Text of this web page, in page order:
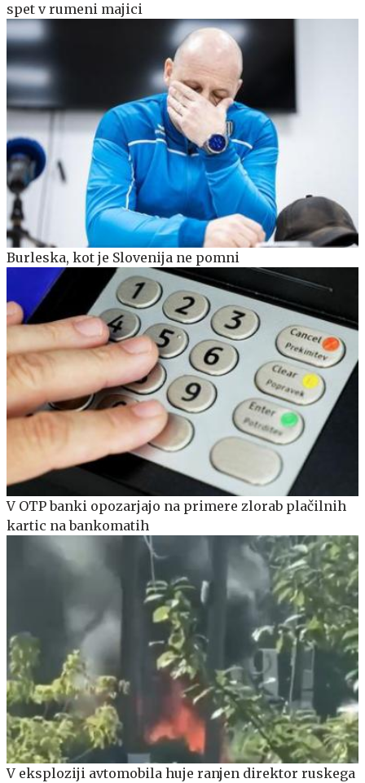
spet v rumeni majici
Burleska, kot je Slovenija ne pomni
V OTP banki opozarjajo na primere zlorab plačilnih
kartic na bankomatih
V eksploziji avtomobila huje ranjen direktor ruskega